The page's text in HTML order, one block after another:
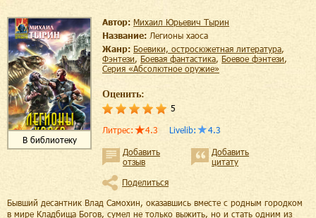
В библиотеку
Автор: Михаил Юрьевич Тырин
Название: Легионы хаоса
Жанр:
боевики, остросюжетная литература,
фэнтези, боевая фантастика, боевое фэнтези,
серия «Абсолютное оружие»
Оценить:
5
Литрес: 4.3 Livelib: 4.3
Добавить
отзыв
Добавить
цитату
Поделиться
Бывший десантник Влад Самохин, оказавшись вместе с родным городком
в мире Кладбища Богов, сумел не только выжить, но и стать одним из